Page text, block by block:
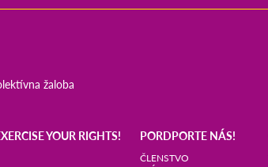
žaloba
YOUR RIGHTS! PORDPORTE NÁS!
ČLENSTVO